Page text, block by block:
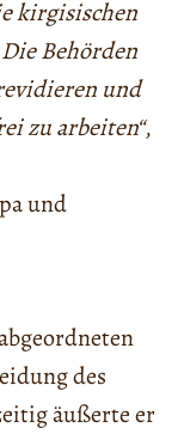
kirgisischen
Behörden
und
zu arbeiten“,
und
des
äußerte er